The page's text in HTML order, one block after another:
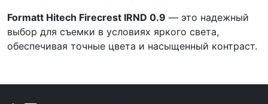
Formatt Hitech Firecrest IRND 0.9 — это надежный
выбор для съемки в условиях яркого света,
обеспечивая точные цвета и насыщенный контраст.